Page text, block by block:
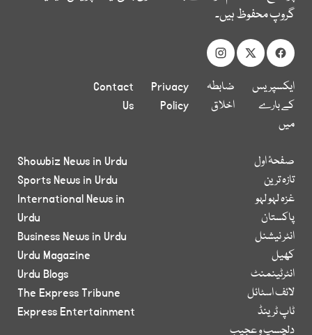
گروپ محفوظ ہیں۔
ایکسپریس
کے بارے
میں
ضابطہ
اخلاق
Privacy
Policy
Contact
Us
صفحۂ اول
تازہ ترین
غزہ لہو لہو
پاکستان
انٹر نیشنل
کھیل
انٹرٹینمنٹ
لائف اسٹائل
ٹاپ ٹرینڈ
دلچسپ و عجیب
Showbiz News in Urdu
Sports News in Urdu
International News in
Urdu
Business News in Urdu
Urdu Magazine
Urdu Blogs
The Express Tribune
Express Entertainment